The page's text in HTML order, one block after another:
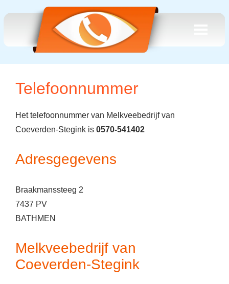
Telefoonnummer
Het telefoonnummer van Melkveebedrijf van
Coeverden-Stegink is 0570-541402
Adresgegevens
Braakmanssteeg 2
7437 PV
BATHMEN
Melkveebedrijf van
Coeverden-Stegink